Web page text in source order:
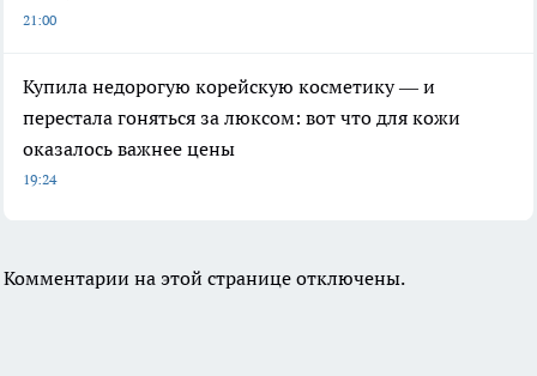
21:00
Купила недорогую корейскую косметику — и
перестала гоняться за люксом: вот что для кожи
оказалось важнее цены
19:24
Комментарии на этой странице отключены.